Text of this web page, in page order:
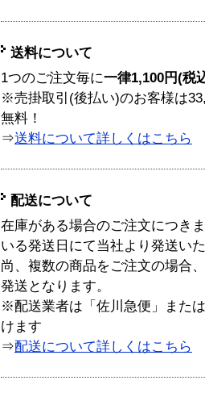
送料について
1つのご注文毎に一律1,100円(税
※売掛取引(後払い)のお客様は
無料！
⇒送料について詳しくはこちら
配送について
在庫がある場合のご注文につき
いる発送日にて当社より発送い
尚、複数の商品をご注文の場合
発送となります。
※配送業者は「佐川急便」また
けます
⇒配送について詳しくはこちら